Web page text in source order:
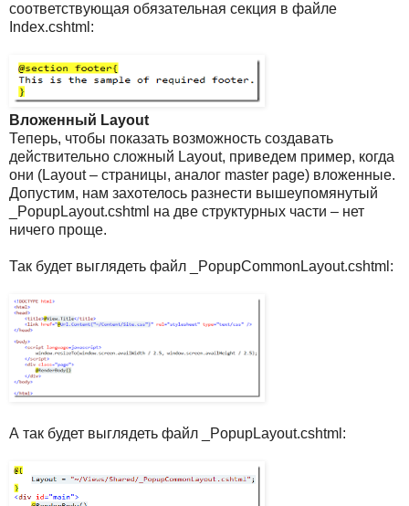
соответствующая обязательная секция в файле
Index.cshtml:
Вложенный Layout
Теперь, чтобы показать возможность создавать
действительно сложный Layout, приведем пример, когда
они (Layout – страницы, аналог master page) вложенные.
Допустим, нам захотелось разнести вышеупомянутый
_PopupLayout.cshtml на две структурных части – нет
ничего проще.
Так будет выглядеть файл _PopupCommonLayout.cshtml:
А так будет выглядеть файл _PopupLayout.cshtml: